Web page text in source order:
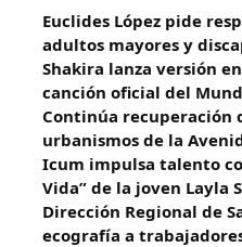
Euclides López pide
adultos mayores y
Shakira lanza versión en
canción oficial del
Continúa recuperación
urbanismos de la
Icum impulsa talento
Vida” de la joven Layla
‎Dirección Regional de
ecografía a